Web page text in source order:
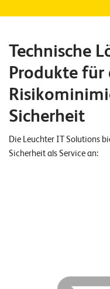
Technische
Produkte für
Sicherheit
Die Leuchter IT Solutions
Sicherheit als Service an: